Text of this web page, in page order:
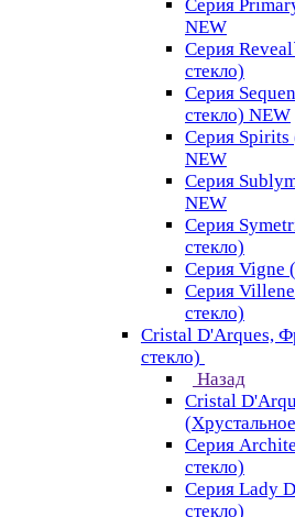
Серия
NEW
Серия
стекло)
Серия
стекло) NEW
Серия Spirits
NEW
Серия
NEW
Серия
стекло)
Серия Vigne
Серия
стекло)
Cristal D'Arques,
стекло)
Назад
Cristal
Серия
стекло)
Серия Lady
стекло)